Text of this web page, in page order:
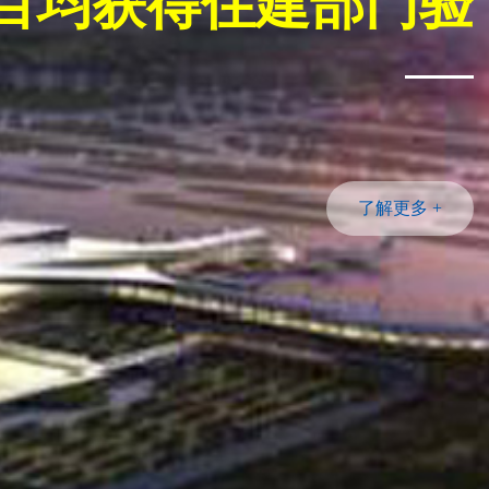
了解更多 +
和优质服务，为人民生命财产和社会美好生活提供安全保障